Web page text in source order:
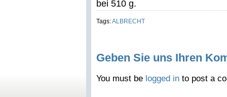
bei 510 g.
Tags:ALBRECHT
Geben Sie uns Ihren
You must be logged in to post a